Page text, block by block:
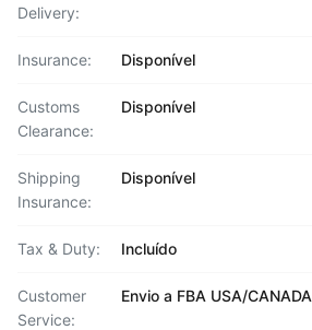
Delivery:
Insurance: Disponível
Customs
Clearance:
Disponível
Shipping
Insurance:
Disponível
Tax & Duty: Incluído
Customer
Service:
Envio a FBA USA/CANADA